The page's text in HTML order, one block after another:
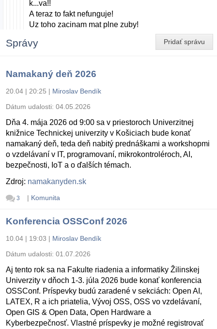
k...va!!
A teraz to fakt nefunguje!
Uz toho zacinam mat plne zuby!
Pridať správu
Správy
Namakaný deň 2026
20.04 | 20:25 | Miroslav Bendík
Dátum udalosti: 04.05.2026
Dňa 4. mája 2026 od 9:00 sa v priestoroch Univerzitnej
knižnice Technickej univerzity v Košiciach bude konať
namakaný deň, teda deň nabitý prednáškami a workshopmi
o vzdelávaní v IT, programovaní, mikrokontroléroch, AI,
bezpečnosti, IoT a o ďalších témach.
Zdroj: namakanyden.sk
3 | Komunita
Konferencia OSSConf 2026
10.04 | 19:03 | Miroslav Bendík
Dátum udalosti: 01.07.2026
Aj tento rok sa na Fakulte riadenia a informatiky Žilinskej
Univerzity v dňoch 1-3. júla 2026 bude konať konferencia
OSSConf. Príspevky budú zaradené v sekciách: Open AI,
LATEX, R a ich priatelia, Vývoj OSS, OSS vo vzdelávaní,
Open GIS & Open Data, Open Hardware a
Kyberbezpečnosť. Vlastné príspevky je možné registrovať